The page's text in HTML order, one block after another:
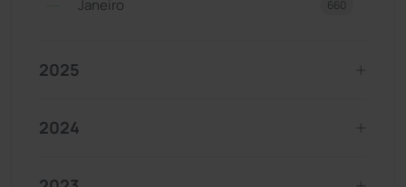
Janeiro 660
2025
2024